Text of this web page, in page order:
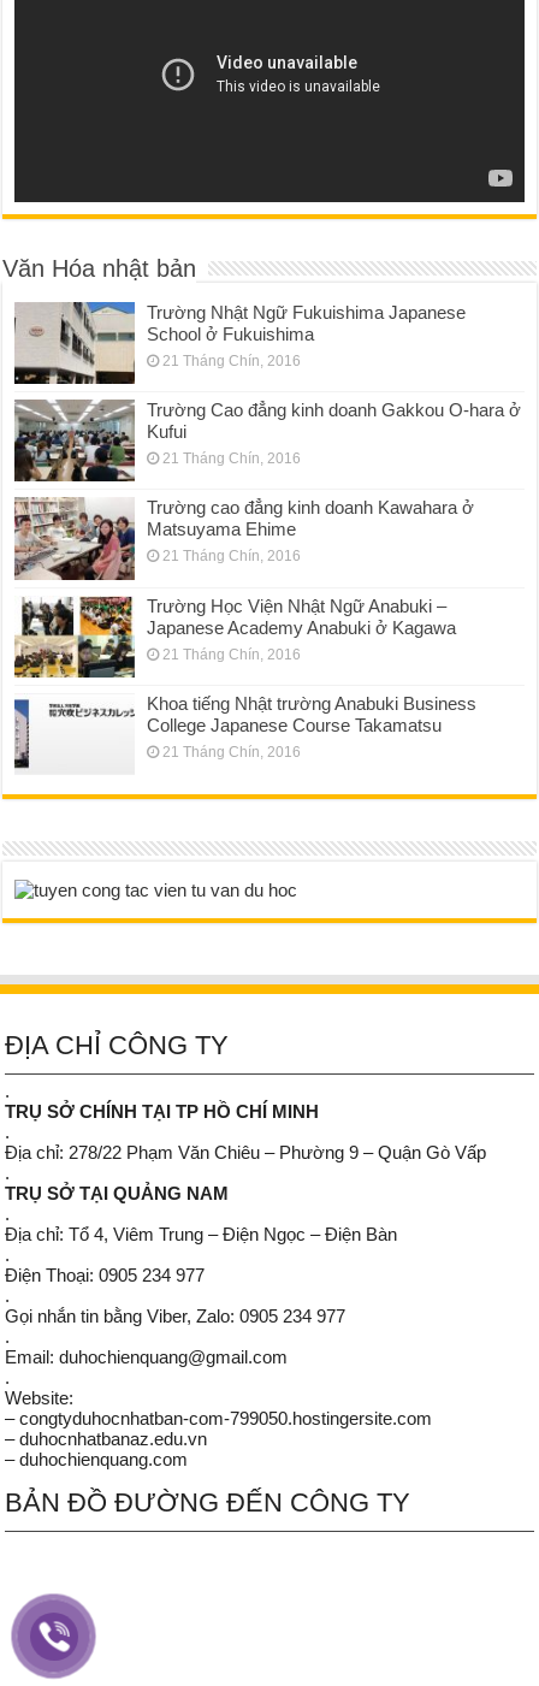
Văn Hóa nhật bản
Trường Nhật Ngữ Fukuishima Japanese
School ở Fukuishima
21 Tháng Chín, 2016
Trường Cao đẳng kinh doanh Gakkou O-hara ở
Kufui
21 Tháng Chín, 2016
Trường cao đẳng kinh doanh Kawahara ở
Matsuyama Ehime
21 Tháng Chín, 2016
Trường Học Viện Nhật Ngữ Anabuki –
Japanese Academy Anabuki ở Kagawa
21 Tháng Chín, 2016
Khoa tiếng Nhật trường Anabuki Business
College Japanese Course Takamatsu
21 Tháng Chín, 2016
ĐỊA CHỈ CÔNG TY
.
TRỤ SỞ CHÍNH TẠI TP HỒ CHÍ MINH
.
Địa chỉ: 278/22 Phạm Văn Chiêu – Phường 9 – Quận Gò Vấp
.
TRỤ SỞ TẠI QUẢNG NAM
.
Địa chỉ: Tổ 4, Viêm Trung – Điện Ngọc – Điện Bàn
.
Điện Thoại: 0905 234 977
.
Gọi nhắn tin bằng Viber, Zalo: 0905 234 977
.
Email: duhochienquang@gmail.com
.
Website:
– congtyduhocnhatban-com-799050.hostingersite.com
– duhocnhatbanaz.edu.vn
– duhochienquang.com
BẢN ĐỒ ĐƯỜNG ĐẾN CÔNG TY